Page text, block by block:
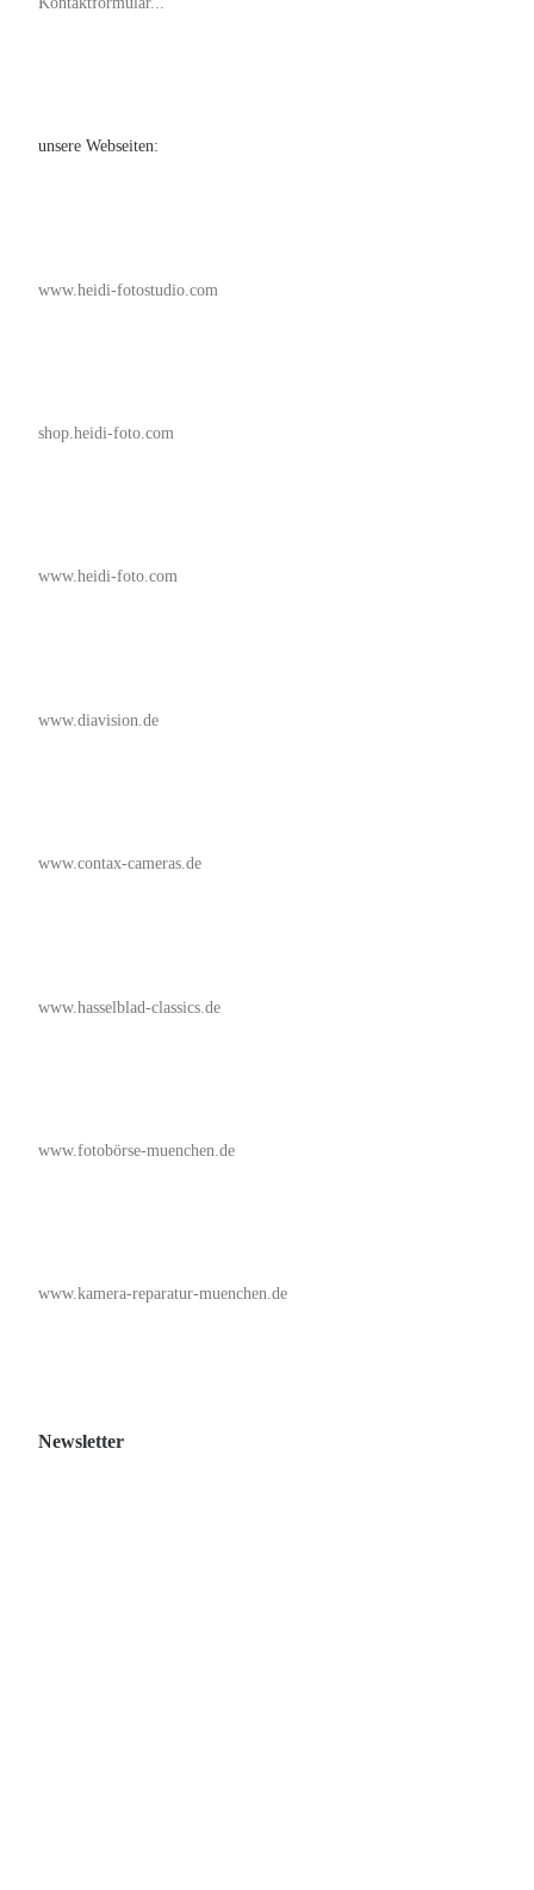
unsere Webseiten:
www.heidi-fotostudio.com
shop.heidi-foto.com
www.heidi-foto.com
www.diavision.de
www.contax-cameras.de
www.hasselblad-classics.de
www.fotobörse-muenchen.de
www.kamera-reparatur-muenchen.de
Newsletter